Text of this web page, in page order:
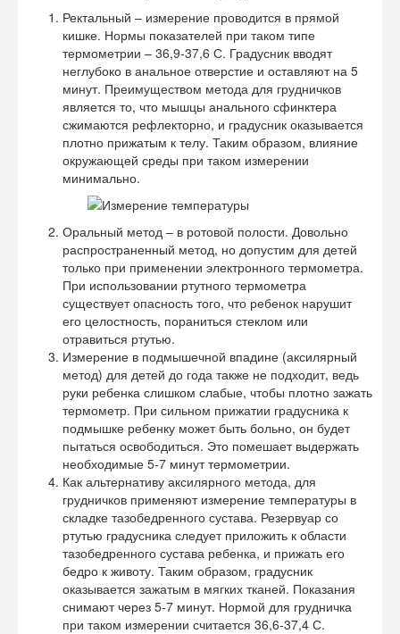
Ректальный – измерение проводится в прямой
кишке. Нормы показателей при таком типе
термометрии – 36,9-37,6 С. Градусник вводят
неглубоко в анальное отверстие и оставляют на 5
минут. Преимуществом метода для грудничков
является то, что мышцы анального сфинктера
сжимаются рефлекторно, и градусник оказывается
плотно прижатым к телу. Таким образом, влияние
окружающей среды при таком измерении
минимально.
Оральный метод – в ротовой полости. Довольно
распространенный метод, но допустим для детей
только при применении электронного термометра.
При использовании ртутного термометра
существует опасность того, что ребенок нарушит
его целостность, пораниться стеклом или
отравиться ртутью.
Измерение в подмышечной впадине (аксилярный
метод) для детей до года также не подходит, ведь
руки ребенка слишком слабые, чтобы плотно зажать
термометр. При сильном прижатии градусника к
подмышке ребенку может быть больно, он будет
пытаться освободиться. Это помешает выдержать
необходимые 5-7 минут термометрии.
Как альтернативу аксилярного метода, для
грудничков применяют измерение температуры в
складке тазобедренного сустава. Резервуар со
ртутью градусника следует приложить к области
тазобедренного сустава ребенка, и прижать его
бедро к животу. Таким образом, градусник
оказывается зажатым в мягких тканей. Показания
снимают через 5-7 минут. Нормой для грудничка
при таком измерении считается 36,6-37,4 С.